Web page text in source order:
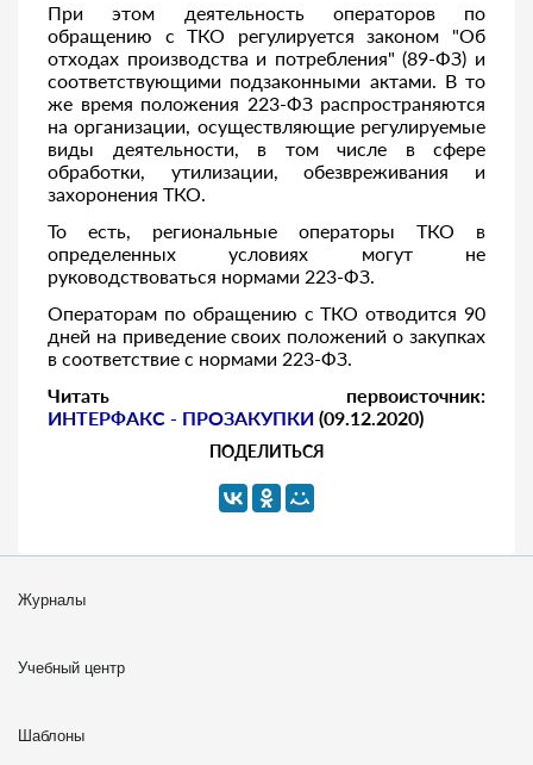
При этом деятельность операторов по
обращению с ТКО регулируется законом "Об
отходах производства и потребления" (89-ФЗ) и
соответствующими подзаконными актами. В то
же время положения 223-ФЗ распространяются
на организации, осуществляющие регулируемые
виды деятельности, в том числе в сфере
обработки, утилизации, обезвреживания и
захоронения ТКО.
То есть, региональные операторы ТКО в
определенных условиях могут не
руководствоваться нормами 223-ФЗ.
Операторам по обращению с ТКО отводится 90
дней на приведение своих положений о закупках
в соответствие с нормами 223-ФЗ.
Читать первоисточник:
ИНТЕРФАКС - ПРОЗАКУПКИ (09.12.2020)
ПОДЕЛИТЬСЯ
Журналы
Учебный центр
Шаблоны